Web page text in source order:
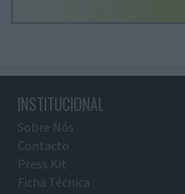
INSTITUCIONAL
Sobre Nós
Contacto
Press Kit
Ficha Técnica